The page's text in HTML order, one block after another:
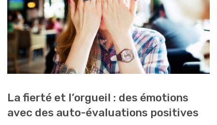
La fierté et l’orgueil : des émotions
avec des auto-évaluations positives